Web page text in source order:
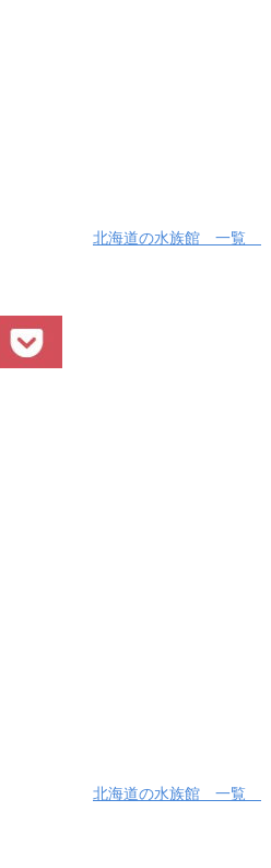
北海道の水族館 一覧
北海道の水族館 一覧